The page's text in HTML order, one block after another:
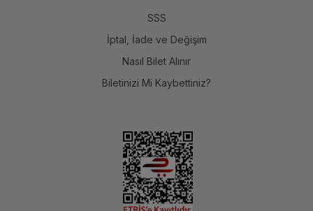
SSS
İptal, İade ve Değişim
Nasıl Bilet Alınır
Biletinizi Mi Kaybettiniz?